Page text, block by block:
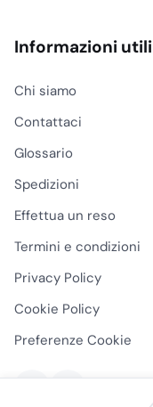
Informazioni utili
Chi siamo
Contattaci
Glossario
Spedizioni
Effettua un reso
Termini e condizioni
Privacy Policy
Cookie Policy
Preferenze Cookie